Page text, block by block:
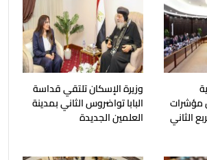
مؤشرات
الثاني
وزيرة الإسكان تلتقي قداسة
البابا تواضروس الثاني بمدينة
العلمين الجديدة